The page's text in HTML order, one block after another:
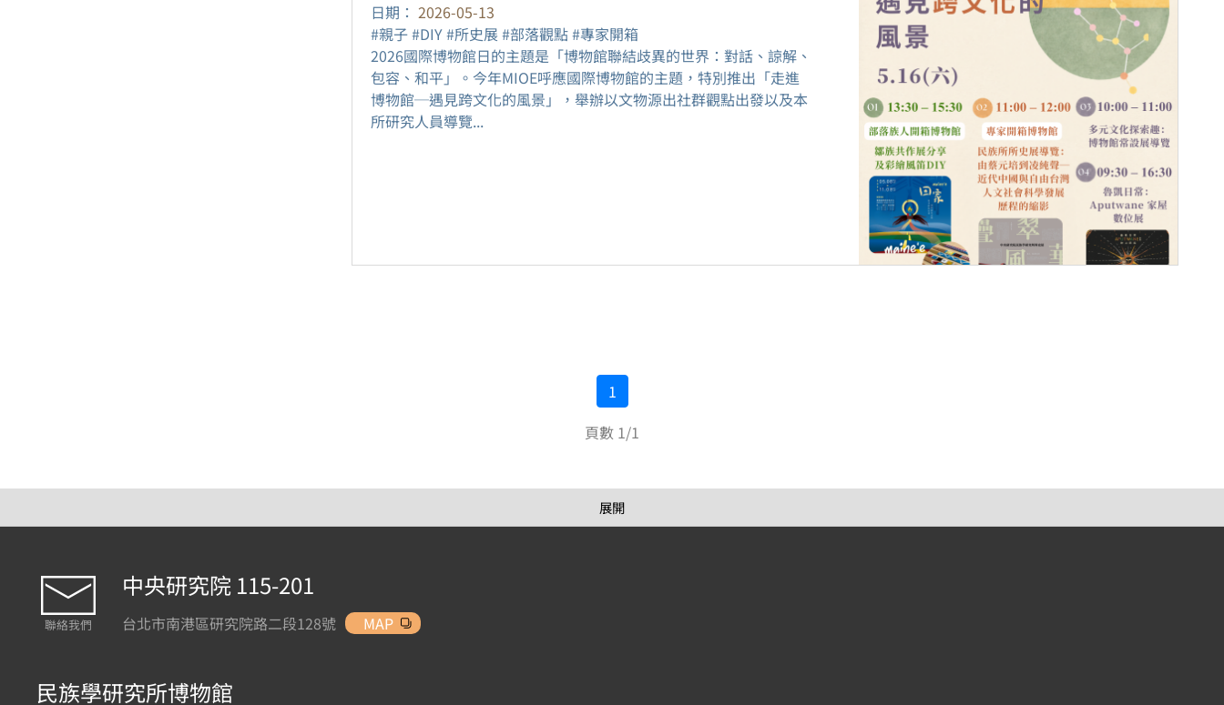
日期： 2026-05-13
#親子 #DIY #所史展 #部落觀點 #專家開箱
2026國際博物館日的主題是「博物館聯結歧異的世界：對話、諒解、
包容、和平」。今年MIOE呼應國際博物館的主題，特別推出「走進
博物館─遇見跨文化的風景」，舉辦以文物源出社群觀點出發以及本
所研究人員導覽...
1
頁數 1/1
展開
聯絡我們
中央研究院 115-201
台北市南港區研究院路二段128號 MAP
民族學研究所博物館